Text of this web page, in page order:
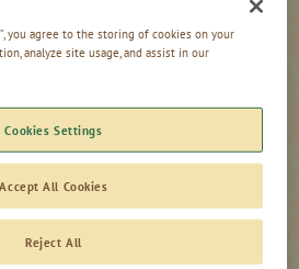
you agree to the storing of cookies on your
analyze site usage, and assist in our
Cookies Settings
Reject All
Accept All Cookies
Königreich